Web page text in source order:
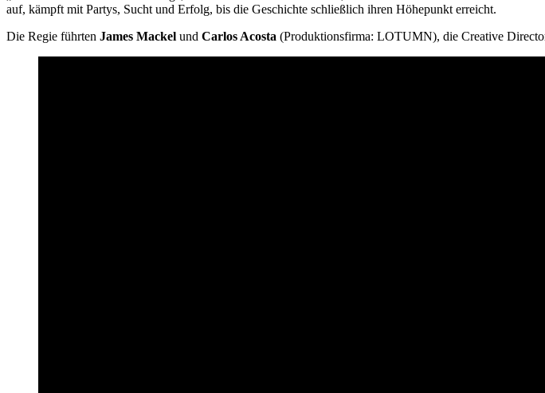
auf, kämpft mit Partys, Sucht und Erfolg, bis die Geschichte schließlich ihren Höhepunkt erreicht.
Die Regie führten James Mackel und Carlos Acosta (Produktionsfirma: LOTUMN), die Creative